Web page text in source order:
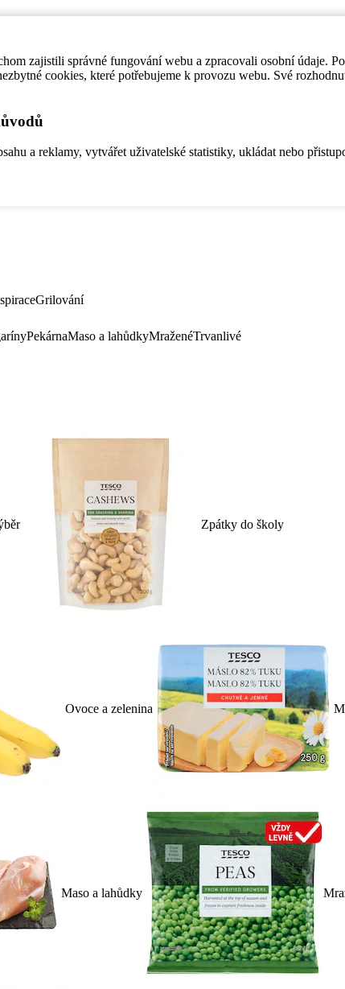
zajistili správné fungování webu a zpracovali osobní údaje.
cookies, které potřebujeme k provozu webu. Své
a reklamy, vytvářet uživatelské statistiky, ukládat nebo
Grilování
PekárnaMaso a lahůdkyMraženéTrvanlivé
Zpátky do školy
Ovoce a zelenina
Maso a lahůdky